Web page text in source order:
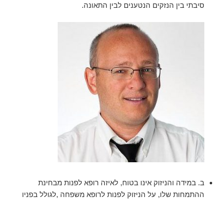
סיבתי בין הנזקים הנטענים לבין התאונה.
ב. במידה והניזוק אינו בטוח, לאיזה רופא לפנות מבחינת
ההתמחות שלו, על הניזוק לפנות לרופא משפחה ,לגולל בפניו